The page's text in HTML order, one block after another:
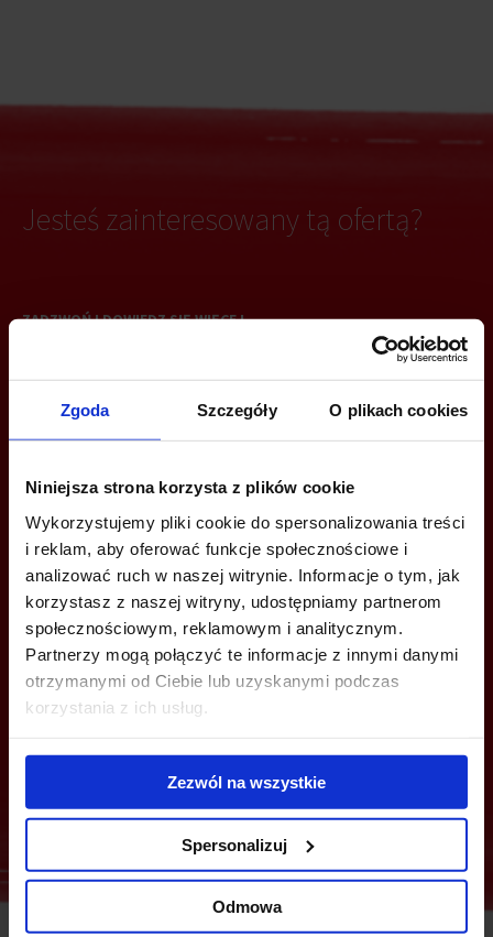
Zgoda Szczegóły O plikach cookies
Niniejsza strona korzysta z plików cookie
Wykorzystujemy pliki cookie do spersonalizowania treści
i reklam, aby oferować funkcje społecznościowe i
analizować ruch w naszej witrynie. Informacje o tym, jak
korzystasz z naszej witryny, udostępniamy partnerom
społecznościowym, reklamowym i analitycznym.
Partnerzy mogą połączyć te informacje z innymi danymi
otrzymanymi od Ciebie lub uzyskanymi podczas
korzystania z ich usług.
Zezwól na wszystkie
Spersonalizuj
Odmowa
Jesteś zainteresowany tą ofertą?
ZADZWOŃ I DOWIEDZ SIĘ WIĘCEJ
+48 12 294 94 30
krakow@bazabiur.pl
MOŻESZ TEŻ ZOSTAWIĆ SWÓJ NUMER, A MY SKONTAKTUJEMY SIĘ
Z TOBĄ
Wyślij